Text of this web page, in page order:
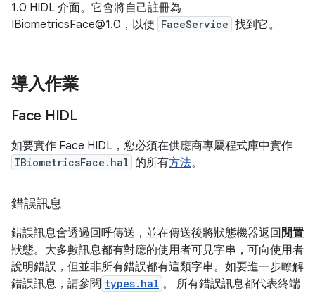
1.0 HIDL 介面。它會將自己註冊為
IBiometricsFace@1.0，以便 FaceService 找到它。
導入作業
Face HIDL
如要實作 Face HIDL，您必須在供應商專屬程式庫中實作
IBiometricsFace.hal 的所有方法。
錯誤訊息
錯誤訊息會透過回呼傳送，並在傳送後將狀態機器返回 閒置
狀態。大多數訊息都有對應的使用者可見字串，可向使用者
說明錯誤，但並非所有錯誤都有這類字串。如要進一步瞭解
錯誤訊息，請參閱 types.hal 。 所有錯誤訊息都代表終端